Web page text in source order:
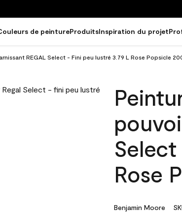
de peintureProduitsInspiration du projet
REGAL Select - Fini peu lustré 3.79 L Rose Popsicle
Rose
Benjamin Moore